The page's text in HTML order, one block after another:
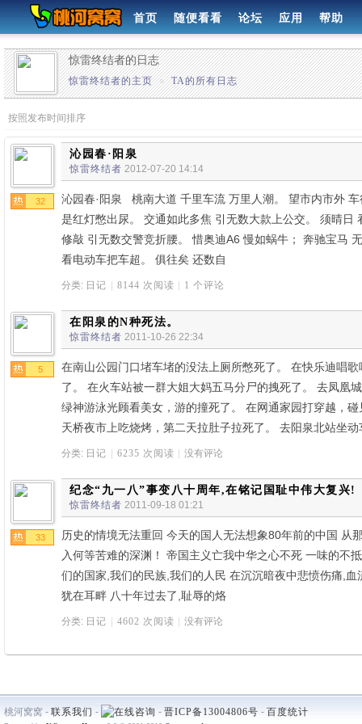
首页 随便看看 论坛 应用 帮助
惊雷终结者的日志
惊雷终结者的主页 » TA的所有日志
按照发布时间排序
32
沁园春·阳泉
惊雷终结者 2012-07-20 14:14
沁园春·阳泉 桃南大道 千里车流 万里人潮。 望市内市外
是红灯憋出尿。 交通如此多焦 引无数大款上公交。 须晴日
修敲 引无数交警竞折腰。 惜奥迪A6 慢如蜗牛； 奔驰宝马
看电动车把车超。 俱往矣 还数自
分类: 日记 8144 次阅读 1 个评论
5
在阳泉的N种死法。
惊雷终结者 2011-10-26 22:34
在南山公园门口堵车堵的没法上厕所憋死了。 在快乐迪唱
了。 在火车站被一群大姐大妈五马分尸的拽死了。 去凤凰
绿神游泳光顾看美女，游的撞死了。 在网通家园打穿越，
天桥夜市上吃烧烤，第二天拉肚子拉死了。 去阳泉北站坐动
分类: 日记 6235 次阅读 没有评论
33
纪念“九一八”事变八十周年,在铭记国耻中伟大复兴!
惊雷终结者 2011-09-18 01:21
历史的情境无法重回 今天的国人无法想象80年前的中国 从
入何等苦难的深渊！ 帝国主义亡我中华之心不死 一味的不
们的国家,我们的民族,我们的人民 在沉沉暗夜中悲愤伤痛,
犹在耳畔 八十年过去了,耻辱的烙
分类: 日记 4602 次阅读 没有评论
桃河窝窝 - 联系我们 - - 晋ICP备13004806号 - 百度统计